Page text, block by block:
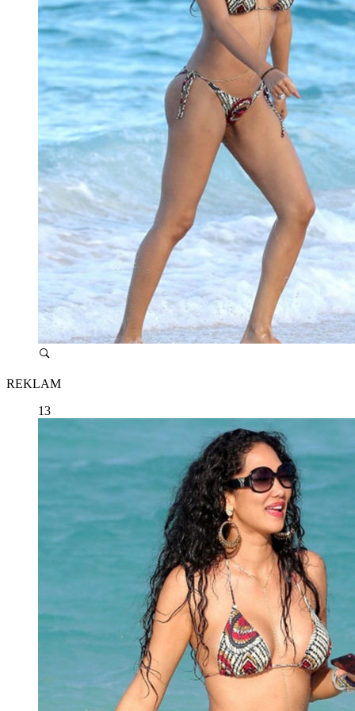
REKLAM
13